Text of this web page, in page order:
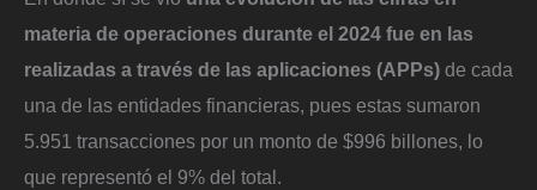
materia de operaciones durante el 2024 fue en las
realizadas a través de las aplicaciones (APPs) de cada
una de las entidades financieras, pues estas sumaron
5.951 transacciones por un monto de $996 billones, lo
que representó el 9% del total.